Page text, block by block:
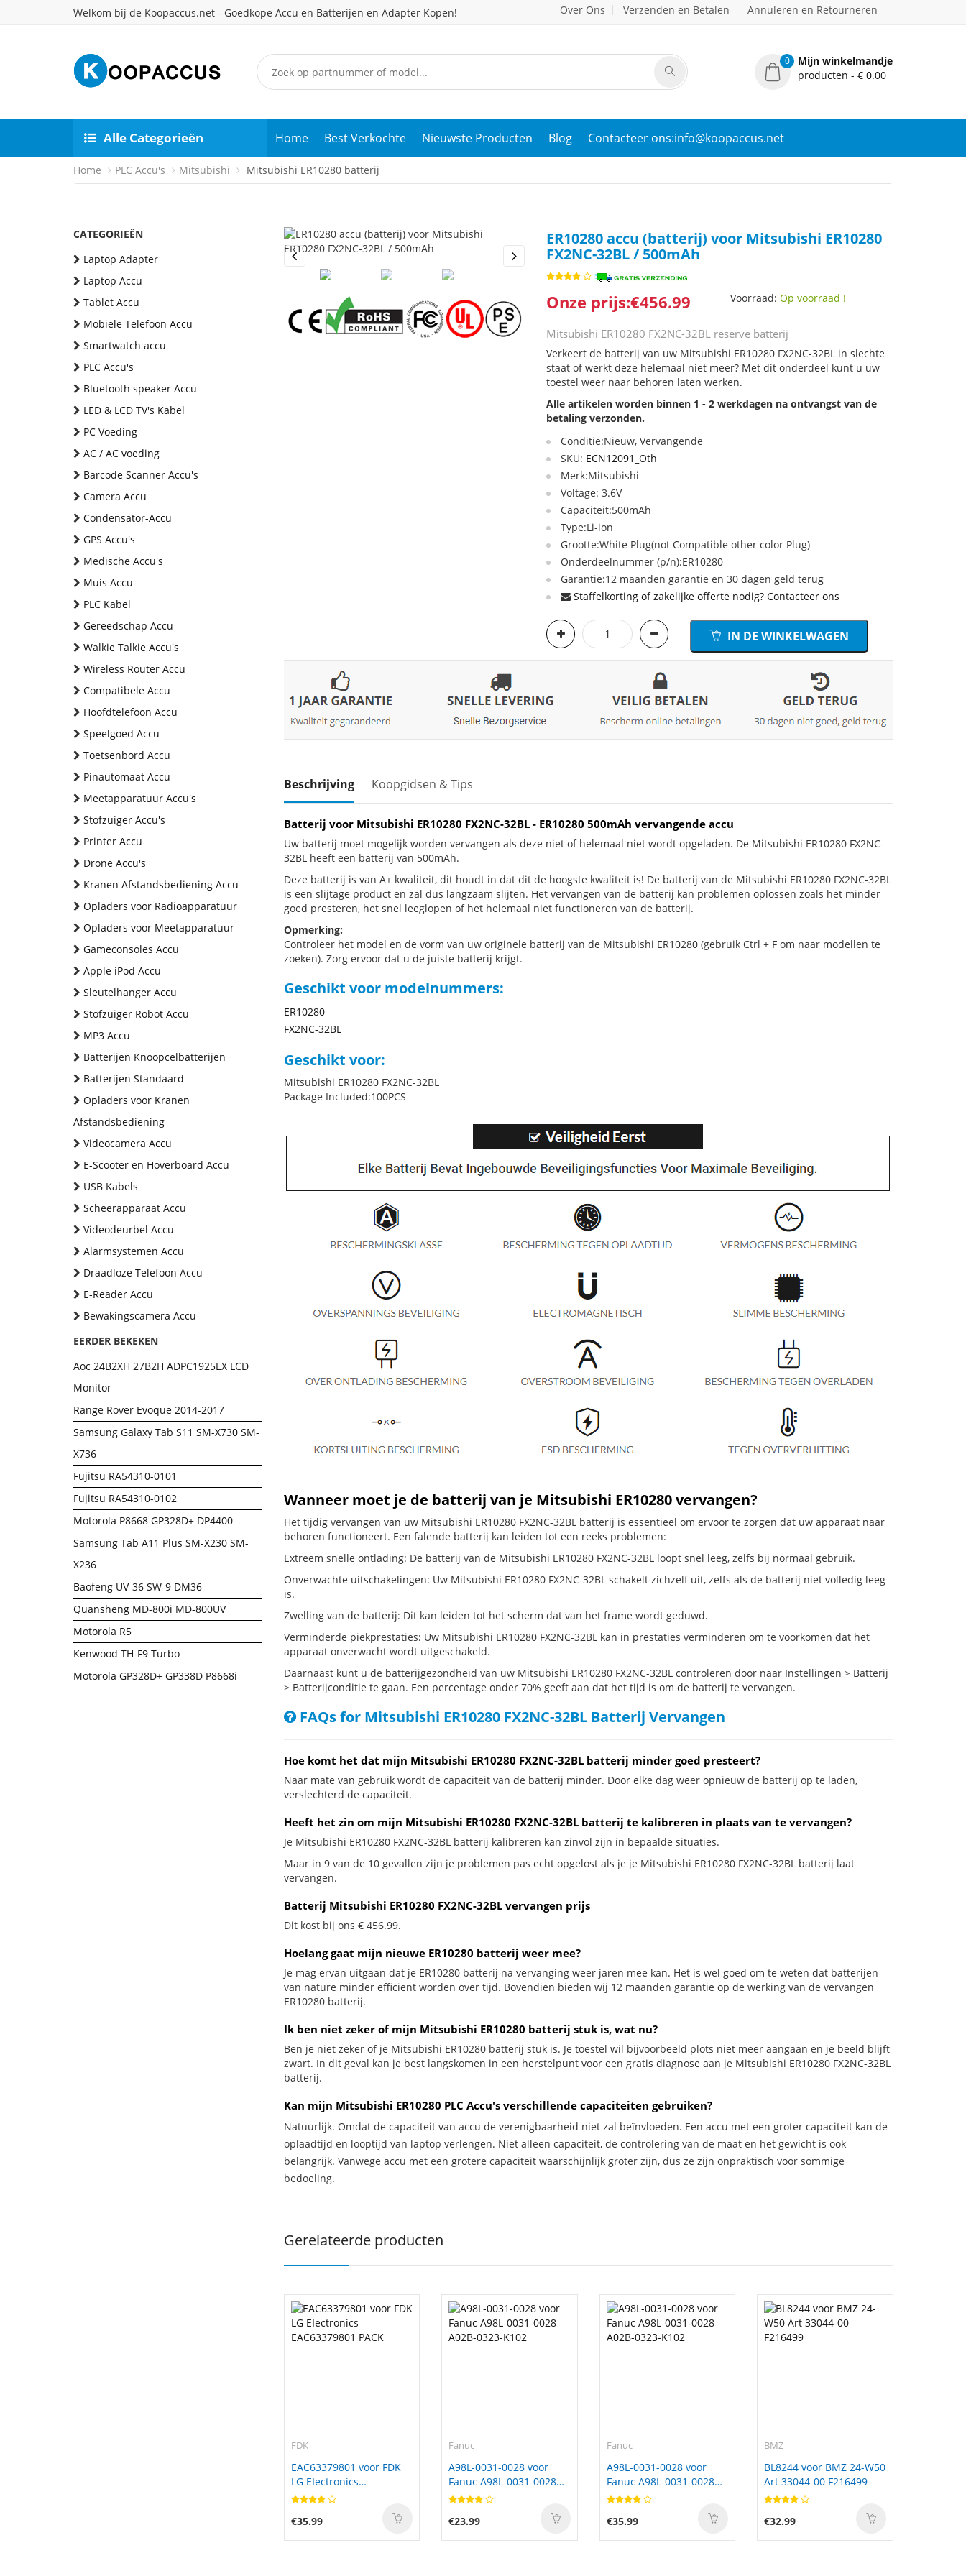
Welkom bij de Koopaccus.net - Goedkope Accu en Batterijen en Adapter Kopen! Over Ons Verzenden en Betalen Annuleren en Retourneren
0
Mijn winkelmandje
producten - € 0.00
Alle Categorieën Home Best Verkochte Nieuwste Producten Blog Contacteer ons:info@koopaccus.net
Home PLC Accu's Mitsubishi Mitsubishi ER10280 batterij
CATEGORIEËN
Laptop Adapter
Laptop Accu
Tablet Accu
Mobiele Telefoon Accu
Smartwatch accu
PLC Accu's
Bluetooth speaker Accu
LED & LCD TV's Kabel
PC Voeding
AC / AC voeding
Barcode Scanner Accu's
Camera Accu
Condensator-Accu
GPS Accu's
Medische Accu's
Muis Accu
PLC Kabel
Gereedschap Accu
Walkie Talkie Accu's
Wireless Router Accu
Compatibele Accu
Hoofdtelefoon Accu
Speelgoed Accu
Toetsenbord Accu
Pinautomaat Accu
Meetapparatuur Accu's
Stofzuiger Accu's
Printer Accu
Drone Accu's
Kranen Afstandsbediening Accu
Opladers voor Radioapparatuur
Opladers voor Meetapparatuur
Gameconsoles Accu
Apple iPod Accu
Sleutelhanger Accu
Stofzuiger Robot Accu
MP3 Accu
Batterijen Knoopcelbatterijen
Batterijen Standaard
Opladers voor Kranen
Afstandsbediening
Videocamera Accu
E-Scooter en Hoverboard Accu
USB Kabels
Scheerapparaat Accu
Videodeurbel Accu
Alarmsystemen Accu
Draadloze Telefoon Accu
E-Reader Accu
Bewakingscamera Accu
EERDER BEKEKEN
Aoc 24B2XH 27B2H ADPC1925EX LCD
Monitor
Range Rover Evoque 2014-2017
Samsung Galaxy Tab S11 SM-X730 SM-
X736
Fujitsu RA54310-0101
Fujitsu RA54310-0102
Motorola P8668 GP328D+ DP4400
Samsung Tab A11 Plus SM-X230 SM-
X236
Baofeng UV-36 SW-9 DM36
Quansheng MD-800i MD-800UV
Motorola R5
Kenwood TH-F9 Turbo
Motorola GP328D+ GP338D P8668i
Previous
ER10280 accu (batterij) voor Mitsubishi ER10280
FX2NC-32BL / 500mAh
Onze prijs:€456.99 Voorraad:Op voorraad !
Mitsubishi ER10280 FX2NC-32BL reserve batterij
Verkeert de batterij van uw Mitsubishi ER10280 FX2NC-32BL in slechte
staat of werkt deze helemaal niet meer? Met dit onderdeel kunt u uw
toestel weer naar behoren laten werken.
Alle artikelen worden binnen 1 - 2 werkdagen na ontvangst van de
betaling verzonden.
Conditie:Nieuw, Vervangende
SKU: ECN12091_Oth
Merk:Mitsubishi
Voltage: 3.6V
Capaciteit:500mAh
Type:Li-ion
Grootte:White Plug(not Compatible other color Plug)
Onderdeelnummer (p/n):ER10280
Garantie:12 maanden garantie en 30 dagen geld terug
Staffelkorting of zakelijke offerte nodig? Contacteer ons
IN DE WINKELWAGEN
Beschrijving Koopgidsen & Tips
Batterij voor Mitsubishi ER10280 FX2NC-32BL - ER10280 500mAh vervangende accu
Uw batterij moet mogelijk worden vervangen als deze niet of helemaal niet wordt opgeladen. De Mitsubishi ER10280 FX2NC-
32BL heeft een batterij van 500mAh.
Deze batterij is van A+ kwaliteit, dit houdt in dat dit de hoogste kwaliteit is! De batterij van de Mitsubishi ER10280 FX2NC-32BL
is een slijtage product en zal dus langzaam slijten. Het vervangen van de batterij kan problemen oplossen zoals het minder
goed presteren, het snel leeglopen of het helemaal niet functioneren van de batterij.
Opmerking:
Controleer het model en de vorm van uw originele batterij van de Mitsubishi ER10280 (gebruik Ctrl + F om naar modellen te
zoeken). Zorg ervoor dat u de juiste batterij krijgt.
Geschikt voor modelnummers:
ER10280
FX2NC-32BL
Geschikt voor:
Mitsubishi ER10280 FX2NC-32BL
Package Included:100PCS
Wanneer moet je de batterij van je Mitsubishi ER10280 vervangen?
Het tijdig vervangen van uw Mitsubishi ER10280 FX2NC-32BL batterij is essentieel om ervoor te zorgen dat uw apparaat naar
behoren functioneert. Een falende batterij kan leiden tot een reeks problemen:
Extreem snelle ontlading: De batterij van de Mitsubishi ER10280 FX2NC-32BL loopt snel leeg, zelfs bij normaal gebruik.
Onverwachte uitschakelingen: Uw Mitsubishi ER10280 FX2NC-32BL schakelt zichzelf uit, zelfs als de batterij niet volledig leeg
is.
Zwelling van de batterij: Dit kan leiden tot het scherm dat van het frame wordt geduwd.
Verminderde piekprestaties: Uw Mitsubishi ER10280 FX2NC-32BL kan in prestaties verminderen om te voorkomen dat het
apparaat onverwacht wordt uitgeschakeld.
Daarnaast kunt u de batterijgezondheid van uw Mitsubishi ER10280 FX2NC-32BL controleren door naar Instellingen > Batterij
> Batterijconditie te gaan. Een percentage onder 70% geeft aan dat het tijd is om de batterij te vervangen.
FAQs for Mitsubishi ER10280 FX2NC-32BL Batterij Vervangen
Hoe komt het dat mijn Mitsubishi ER10280 FX2NC-32BL batterij minder goed presteert?
Naar mate van gebruik wordt de capaciteit van de batterij minder. Door elke dag weer opnieuw de batterij op te laden,
verslechterd de capaciteit.
Heeft het zin om mijn Mitsubishi ER10280 FX2NC-32BL batterij te kalibreren in plaats van te vervangen?
Je Mitsubishi ER10280 FX2NC-32BL batterij kalibreren kan zinvol zijn in bepaalde situaties.
Maar in 9 van de 10 gevallen zijn je problemen pas echt opgelost als je je Mitsubishi ER10280 FX2NC-32BL batterij laat
vervangen.
Batterij Mitsubishi ER10280 FX2NC-32BL vervangen prijs
Dit kost bij ons € 456.99.
Hoelang gaat mijn nieuwe ER10280 batterij weer mee?
Je mag ervan uitgaan dat je ER10280 batterij na vervanging weer jaren mee kan. Het is wel goed om te weten dat batterijen
van nature minder efficiënt worden over tijd. Bovendien bieden wij 12 maanden garantie op de werking van de vervangen
ER10280 batterij.
Ik ben niet zeker of mijn Mitsubishi ER10280 batterij stuk is, wat nu?
Ben je niet zeker of je Mitsubishi ER10280 batterij stuk is. Je toestel wil bijvoorbeeld plots niet meer aangaan en je beeld blijft
zwart. In dit geval kan je best langskomen in een herstelpunt voor een gratis diagnose aan je Mitsubishi ER10280 FX2NC-32BL
batterij.
Kan mijn Mitsubishi ER10280 PLC Accu's verschillende capaciteiten gebruiken?
Natuurlijk. Omdat de capaciteit van accu de verenigbaarheid niet zal beïnvloeden. Een accu met een groter capaciteit kan de
oplaadtijd en looptijd van laptop verlengen. Niet alleen capaciteit, de controlering van de maat en het gewicht is ook
belangrijk. Vanwege accu met een grotere capaciteit waarschijnlijk groter zijn, dus ze zijn onpraktisch voor sommige
bedoeling.
Gerelateerde producten
FDK
EAC63379801 voor FDK
LG EIectronics
EAC63379801 PACK
€35.99
Fanuc
A98L-0031-0028 voor
Fanuc A98L-0031-0028
A02B-0323-K102
€23.99
Fanuc
A98L-0031-0028 voor
Fanuc A98L-0031-0028
A02B-0323-K102
€35.99
BMZ
BL8244 voor BMZ 24-W50
Art 33044-00 F216499
€32.99